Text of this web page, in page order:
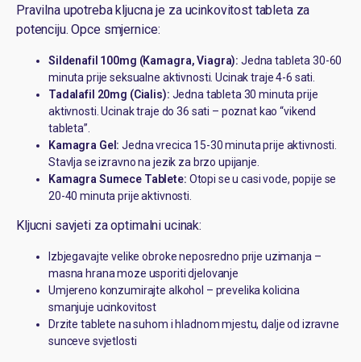
Pravilna upotreba kljucna je za ucinkovitost tableta za
potenciju. Opce smjernice:
Sildenafil 100mg (Kamagra, Viagra): Jedna tableta 30-60
minuta prije seksualne aktivnosti. Ucinak traje 4-6 sati.
Tadalafil 20mg (Cialis): Jedna tableta 30 minuta prije
aktivnosti. Ucinak traje do 36 sati – poznat kao “vikend
tableta”.
Kamagra Gel: Jedna vrecica 15-30 minuta prije aktivnosti.
Stavlja se izravno na jezik za brzo upijanje.
Kamagra Sumece Tablete: Otopi se u casi vode, popije se
20-40 minuta prije aktivnosti.
Kljucni savjeti za optimalni ucinak:
Izbjegavajte velike obroke neposredno prije uzimanja –
masna hrana moze usporiti djelovanje
Umjereno konzumirajte alkohol – prevelika kolicina
smanjuje ucinkovitost
Drzite tablete na suhom i hladnom mjestu, dalje od izravne
sunceve svjetlosti